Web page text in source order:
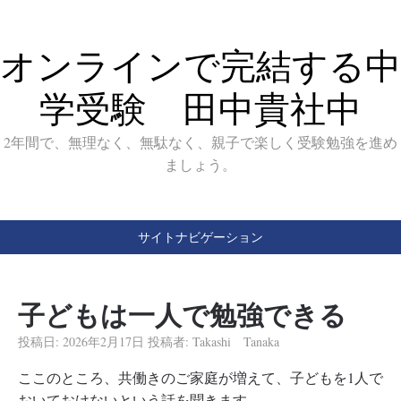
オンラインで完結する中
学受験 田中貴社中
2年間で、無理なく、無駄なく、親子で楽しく受験勉強を進め
ましょう。
サイトナビゲーション
子どもは一人で勉強できる
投稿日: 2026年2月17日 投稿者: Takashi Tanaka
ここのところ、共働きのご家庭が増えて、子どもを1人で